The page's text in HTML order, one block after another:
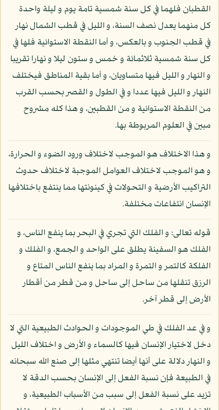
القطبان فلهما في كل سنة شمسية تامة يوم و ليلة واحدة
كل منهما يعدل نصف السنة، و الليل في قطب الشمال نهار
في قطب الجنوب و بالعكس، و أما النقطة الاستوائية فلها في
كل سنة شمسية ثلاثمائة و خمس و ستون ليلا و نهارا تقريبا
و النهار و الليل فيها متساويان، و أما بقية المناطق فيختلف
النهار و الليل فيها عددا و في الطول و القصر بحسب القرب
من النقطة الاستوائية و من القطبين، و هذا كله مشروح
مبين في العلوم المربوطة بها.
و هذا الاختلاف هو الموجب لاختلاف ورود الضوء و الحرارة،
و هو الموجب لاختلاف العوامل الموجبة لاختلاف حدوث
التراكيب الأرضية و التحولات في كينونتها مما ينتفع باختلافها
الإنسان انتفاعات مختلفة.
قوله تعالى: و الفلك التي تجري في البحر بما ينفع الناس، و
الفلك هو السفينة يطلق على الواحد و الجمع، و الفلك و
الفلكة كالتمر و التمرة و المراد بما ينفع الناس المتاع و
الرزق تنقلها من ساحل إلى ساحل و من قطر من أقطار
الأرض إلى قطر آخر.
و في عد الفلك في طي الموجودات و الحوادث الطبيعية التي لا
دخل لاختيار الإنسان فيها كالسماء و الأرض و اختلاف الليل
و النهار دلالة على أنها أيضا تنتهي مثلها إلى صنع الله سبحانه
في الطبيعة فإن نسبة الفعل إلى الإنسان بحسب الدقة لا
تزيد على نسبة الفعل إلى سبب من الأسباب الطبيعية، و